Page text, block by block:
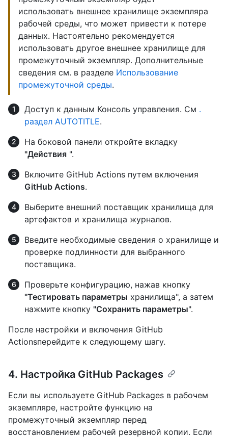
использовать внешнее хранилище экземпляра
рабочей среды, что может привести к потере
данных. Настоятельно рекомендуется
использовать другое внешнее хранилище для
промежуточный экземпляр. Дополнительные
сведения см. в разделе Использование
промежуточной среды.
Доступ к данным Консоль управления. См .
раздел AUTOTITLE.
На боковой панели откройте вкладку
"Действия ".
Включите GitHub Actions путем включения
GitHub Actions.
Выберите внешний поставщик хранилища для
артефактов и хранилища журналов.
Введите необходимые сведения о хранилище и
проверке подлинности для выбранного
поставщика.
Проверьте конфигурацию, нажав кнопку
"Тестировать параметры хранилища", а затем
нажмите кнопку "Сохранить параметры".
После настройки и включения GitHub
Actionsперейдите к следующему шагу.
4. Настройка GitHub Packages
Если вы используете GitHub Packages в рабочем
экземпляре, настройте функцию на
промежуточный экземпляр перед
восстановлением рабочей резервной копии. Если